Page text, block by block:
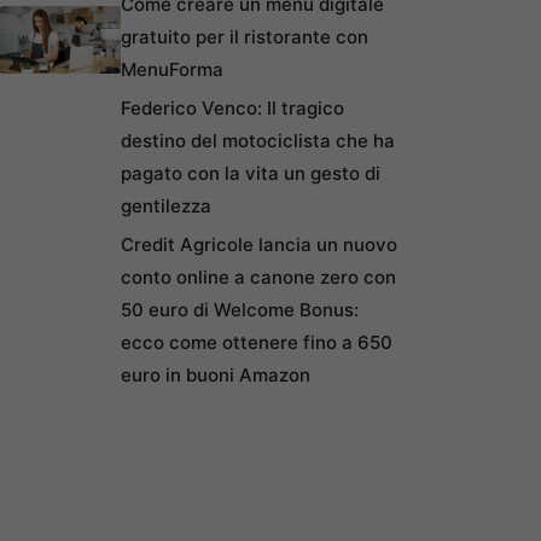
gratuito per il ristorante con
MenuForma
Federico Venco: Il tragico
destino del motociclista che ha
pagato con la vita un gesto di
gentilezza
Credit Agricole lancia un nuovo
conto online a canone zero con
50 euro di Welcome Bonus:
ecco come ottenere fino a 650
euro in buoni Amazon